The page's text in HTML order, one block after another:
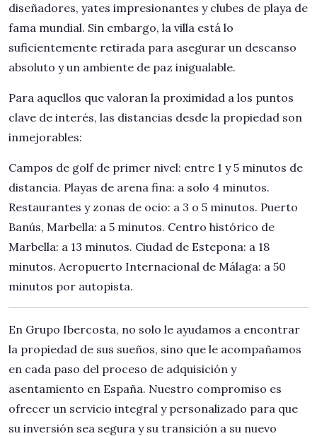
diseñadores, yates impresionantes y clubes de playa de
fama mundial. Sin embargo, la villa está lo
suficientemente retirada para asegurar un descanso
absoluto y un ambiente de paz inigualable.
Para aquellos que valoran la proximidad a los puntos
clave de interés, las distancias desde la propiedad son
inmejorables:
Campos de golf de primer nivel: entre 1 y 5 minutos de
distancia. Playas de arena fina: a solo 4 minutos.
Restaurantes y zonas de ocio: a 3 o 5 minutos. Puerto
Banús, Marbella: a 5 minutos. Centro histórico de
Marbella: a 13 minutos. Ciudad de Estepona: a 18
minutos. Aeropuerto Internacional de Málaga: a 50
minutos por autopista.
En Grupo Ibercosta, no solo le ayudamos a encontrar
la propiedad de sus sueños, sino que le acompañamos
en cada paso del proceso de adquisición y
asentamiento en España. Nuestro compromiso es
ofrecer un servicio integral y personalizado para que
su inversión sea segura y su transición a su nuevo